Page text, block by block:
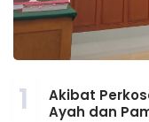
1
Akibat
Ayah dan